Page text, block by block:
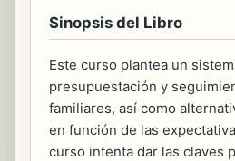
Sinopsis del Libro
Este curso plantea un
presupuestación y
familiares, así como
en función de las
curso intenta dar las claves